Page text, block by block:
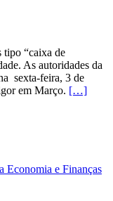
tipo “caixa de
As autoridades da
sexta-feira, 3 de
em Março. […]
Economia e Finanças